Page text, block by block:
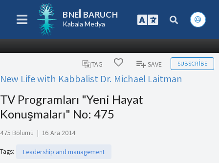
BNEI BARUCH
Kabala Medya
TAG SAVE SUBSCRIBE
New Life with Kabbalist Dr. Michael Laitman
TV Programları "Yeni Hayat
Konuşmaları" No: 475
475 Bölümü | 16 Ara 2014
Tags: Leadership and management